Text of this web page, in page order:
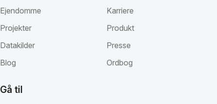
Ejendomme
Projekter
Datakilder
Blog
Karriere
Produkt
Presse
Ordbog
Gå til